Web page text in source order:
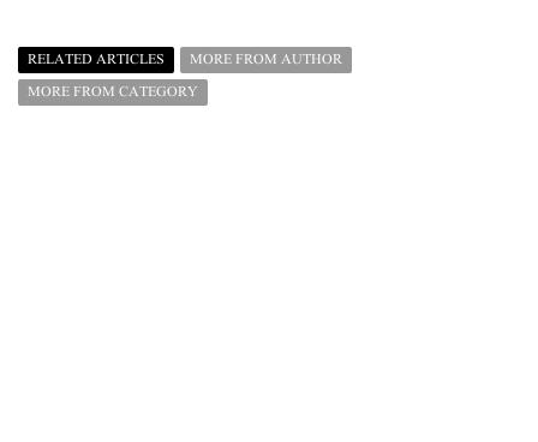
RELATED ARTICLES
MORE FROM AUTHOR
MORE FROM CATEGORY